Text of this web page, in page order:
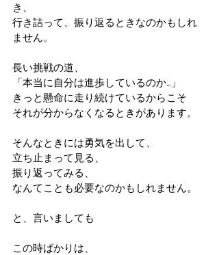
き、
行き詰って、振り返るときなのかもしれ
ません。
長い挑戦の道、
「本当に自分は進歩しているのか…」
きっと懸命に走り続けているからこそ
それが分からなくなるときがあります。
そんなときには勇気を出して、
立ち止まって見る、
振り返ってみる、
なんてことも必要なのかもしれません。
と、言いましても
この時ばかりは、